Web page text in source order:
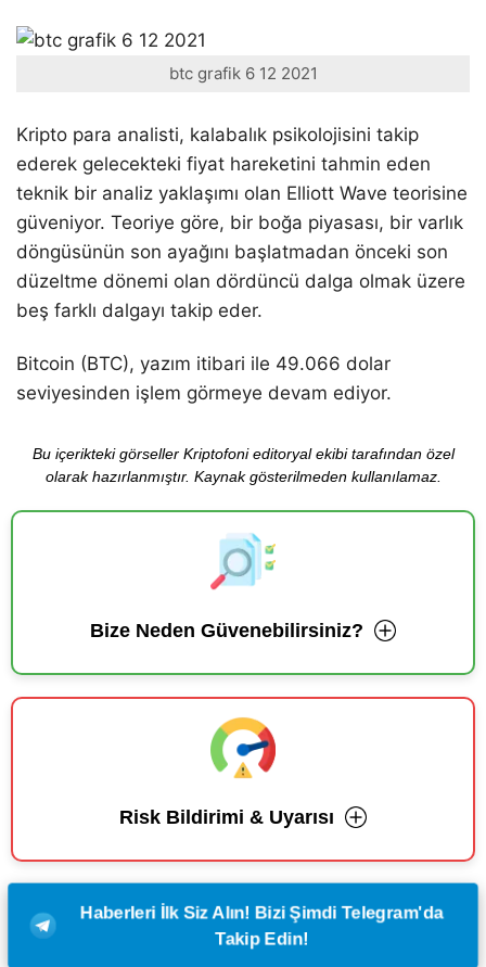
btc grafik 6 12 2021
Kripto para analisti, kalabalık psikolojisini takip
ederek gelecekteki fiyat hareketini tahmin eden
teknik bir analiz yaklaşımı olan Elliott Wave teorisine
güveniyor. Teoriye göre, bir boğa piyasası, bir varlık
döngüsünün son ayağını başlatmadan önceki son
düzeltme dönemi olan dördüncü dalga olmak üzere
beş farklı dalgayı takip eder.
Bitcoin (BTC), yazım itibari ile 49.066 dolar
seviyesinden işlem görmeye devam ediyor.
Bu içerikteki görseller Kriptofoni editoryal ekibi tarafından özel
olarak hazırlanmıştır. Kaynak gösterilmeden kullanılamaz.
Bize Neden Güvenebilirsiniz?
Risk Bildirimi & Uyarısı
Haberleri İlk Siz Alın! Bizi Şimdi Telegram'da
Takip Edin!